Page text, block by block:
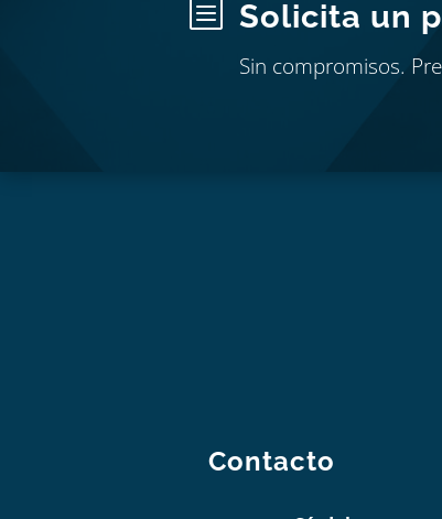
b Solicita un
Sin compromisos.
Contacto